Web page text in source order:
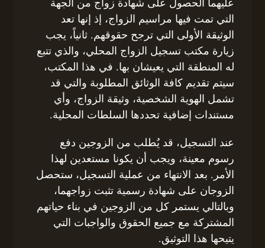
عليهما الحصول على شهادة زواج من الجهة
التي تمت فيها مراسيم الزواج، إذ إنها تعد
الوثيقة الأولى التي ترجح حقوقهم. ثانياً، يجب
زيارة مكتب تسجيل الزواج المحلي، والذي تتبع
له المنطقة التي يعيشان بها. في هذا المكتب،
سيتم تقديم كافة الوثائق المطلوبة والتي قد
تشمل الهوية الشخصية، وثيقة الزواج، وأي
مستندات إضافية تحددها السلطات المحلية.
عند التسجيل، قد يُطلب من الزوجين دفع
رسوم معينة، ويجب أن يكونا مستعدين لهذا
الأمر. بعد الانتهاء من عملية التسجيل، ستحصل
الزوجان على شهادة رسمية تثبت زواجهما،
وبالتالي يستمر كل من الزوجين في بناء حياتهم
المشتركة مع جميع الحقوق والواجبات التي
يتيحها هذا التوثيق.